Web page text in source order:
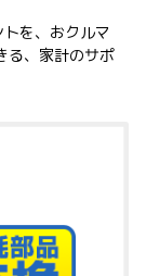
を、 おクルマ
る、家計のサポ